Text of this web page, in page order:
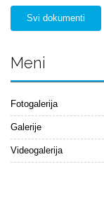
Svi dokumenti
Meni
Fotogalerija
Galerije
Videogalerija